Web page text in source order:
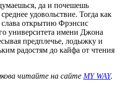
да и почешешь
удовольствие. Тогда как
открытию Фрэнсис
университета имени Джона
предплечье, лодыжку и
радостям до кайфа от чтения
читайте на сайте MY WAY.